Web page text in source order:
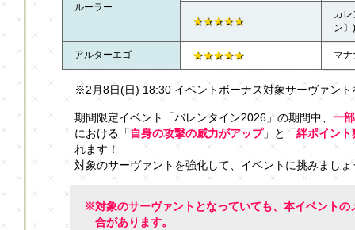
ルーラー
★★★★★
カ
ン〕)
アルターエゴ ★★★★★ マ
※2月8日(日) 18:30 イベントボーナス対象サーヴァント
期間限定イベント「バレンタイン2026」の期間中、 一
における「自身の攻撃の威力がアップ」と「絆ポイント
れます！
対象のサーヴァントを強化して、イベントに挑みましょ
※対象のサーヴァントとなっていても、本イベントの
合があります。